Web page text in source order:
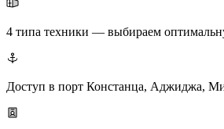
4 типа техники — выбираем
Доступ в порт Констанца, Аджиджа,